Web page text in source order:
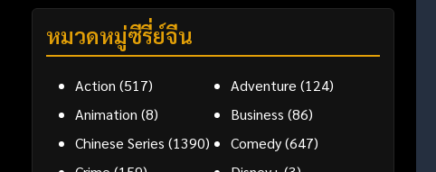
หมวดหมู่ซีรี่ย์จีน
Action (517) Adventure (124)
Animation (8) Business (86)
Chinese Series (1390) Comedy(647)